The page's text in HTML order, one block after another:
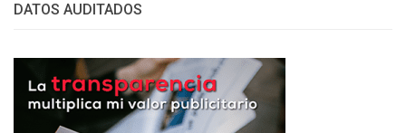
DATOS AUDITADOS